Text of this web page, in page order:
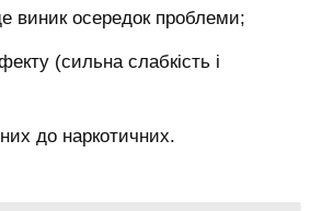
виник осередок проблеми;
(сильна слабкість і
до наркотичних.